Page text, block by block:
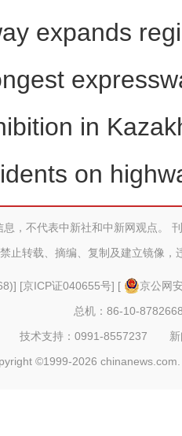
新疆巴州举行沙漠叼
expands
in
on
息，不代表中新社和中新网观点。
止转载、摘编、复制及建立镜像，
] [京ICP证040655号] [
京公网
总机：86-10-
技术支持：0991-8557237
©1999-2026